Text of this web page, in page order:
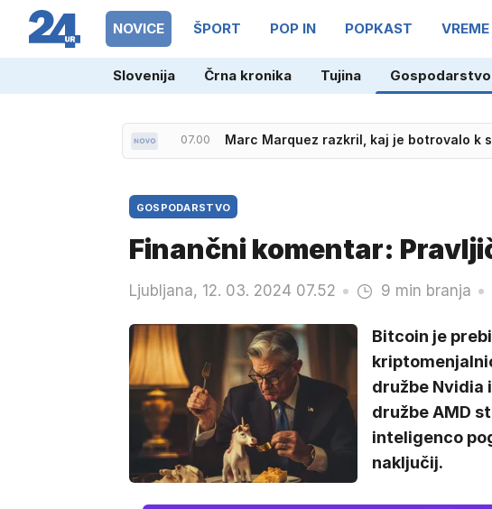
NOVICE ŠPORT POP IN POPKAST VREME
Slovenija Črna kronika Tujina Gospodarstvo
07.00 Zakaj je producentka Hollandu in
GOSPODARSTVO
Finančni komentar:
Ljubljana, 12. 03. 2024 07.52 9 min branja
Bitcoin je
družbe Nvidia
družbe AMD
inteligenco
naključij.